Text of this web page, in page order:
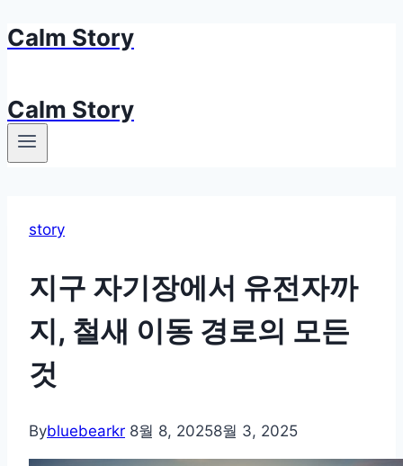
Skip
Calm Story
Calm Story
story
지구 자기장에서 유전자까
지, 철새 이동 경로의 모든
것
Bybluebearkr 8월 8, 20258월 3, 2025